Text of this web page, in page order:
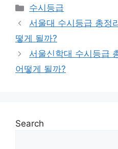
Categories
수시등급
서울대 수시등급 총정
떻게 될까?
서울신학대 수시등급
어떻게 될까?
Search